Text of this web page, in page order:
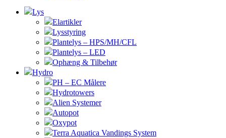
Lys
Elartikler
Lysstyring
Plantelys – HPS/MH/CFL
Plantelys – LED
Ophæng & Tilbehør
Hydro
PH – EC Målere
Hydrotowers
Alien Systemer
Autopot
Oxypot
Terra Aquatica Vandings System